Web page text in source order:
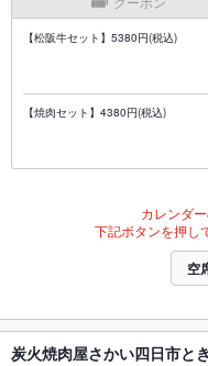
【松阪牛セット】5380円(税込)
【焼肉セット】4380円(税込)
カレンダ
下記ボタンを押し
空
炭火焼肉屋さかい四日市と